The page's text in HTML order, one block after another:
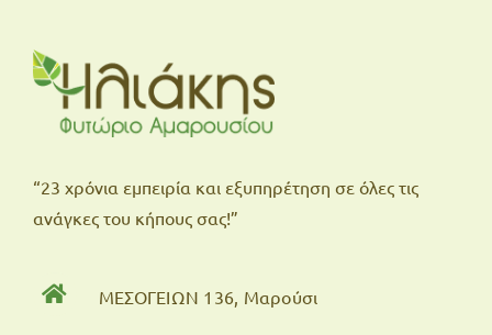
“23 χρόνια εμπειρία και εξυπηρέτηση σε όλες τις
ανάγκες του κήπους σας!”
ΜΕΣΟΓΕΙΩΝ 136, Μαρούσι